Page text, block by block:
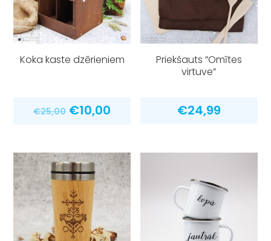
Koka kaste dzērieniem
€25,00 Original
€25,00.
€10,00
€10,00.
Priekšauts ”Omītes
virtuve”
€24,99